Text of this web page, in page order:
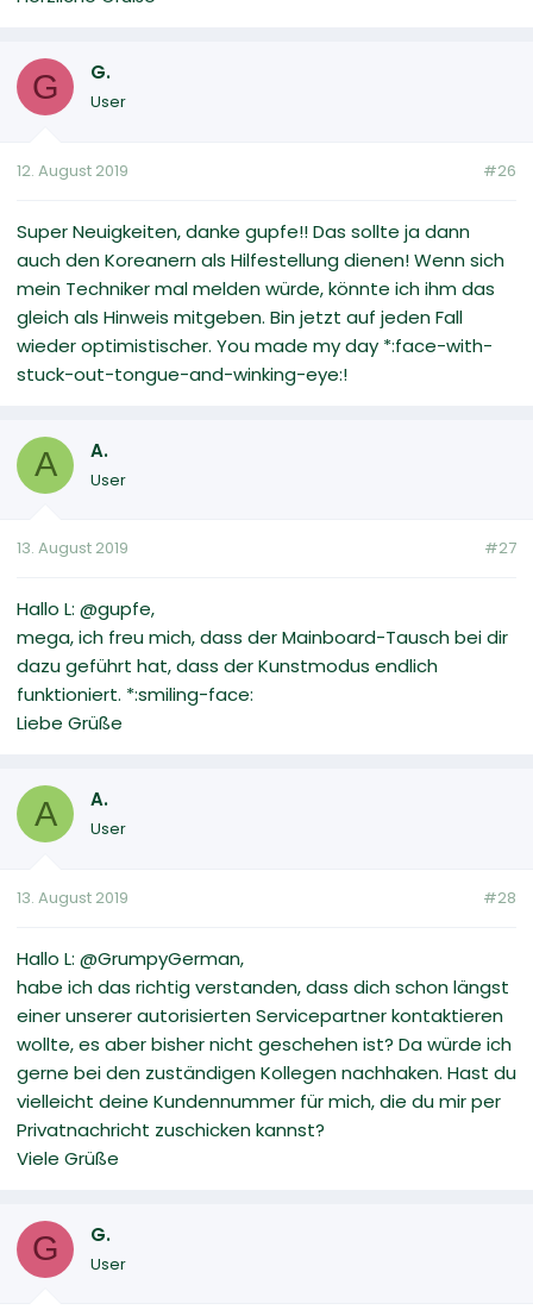
G G.
User
12. August 2019 #26
Super Neuigkeiten, danke gupfe!! Das sollte ja dann
auch den Koreanern als Hilfestellung dienen! Wenn sich
mein Techniker mal melden würde, könnte ich ihm das
gleich als Hinweis mitgeben. Bin jetzt auf jeden Fall
wieder optimistischer. You made my day *:face-with-
stuck-out-tongue-and-winking-eye:!
A A.
User
13. August 2019 #27
Hallo L: @gupfe,
mega, ich freu mich, dass der Mainboard-Tausch bei dir
dazu geführt hat, dass der Kunstmodus endlich
funktioniert. *:smiling-face:
Liebe Grüße
A A.
User
13. August 2019 #28
Hallo L: @GrumpyGerman,
habe ich das richtig verstanden, dass dich schon längst
einer unserer autorisierten Servicepartner kontaktieren
wollte, es aber bisher nicht geschehen ist? Da würde ich
gerne bei den zuständigen Kollegen nachhaken. Hast du
vielleicht deine Kundennummer für mich, die du mir per
Privatnachricht zuschicken kannst?
Viele Grüße
G G.
User